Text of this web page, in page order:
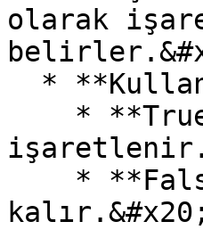
olarak
kalır.&#x20;